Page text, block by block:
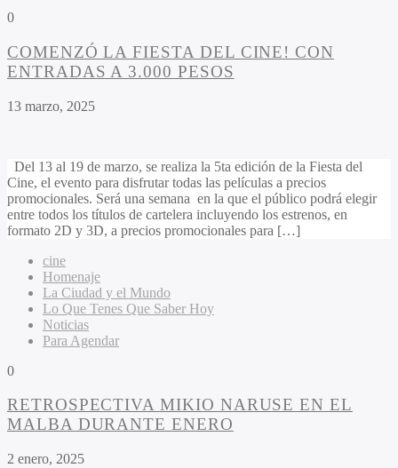
0
COMENZÓ LA FIESTA DEL CINE! CON
ENTRADAS A 3.000 PESOS
13 marzo, 2025
Del 13 al 19 de marzo, se realiza la 5ta edición de la Fiesta del
Cine, el evento para disfrutar todas las películas a precios
promocionales. Será una semana en la que el público podrá elegir
entre todos los títulos de cartelera incluyendo los estrenos, en
formato 2D y 3D, a precios promocionales para […]
cine
Homenaje
La Ciudad y el Mundo
Lo Que Tenes Que Saber Hoy
Noticias
Para Agendar
0
RETROSPECTIVA MIKIO NARUSE EN EL
MALBA DURANTE ENERO
2 enero, 2025